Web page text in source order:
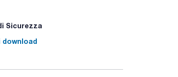
Sicurezza
download